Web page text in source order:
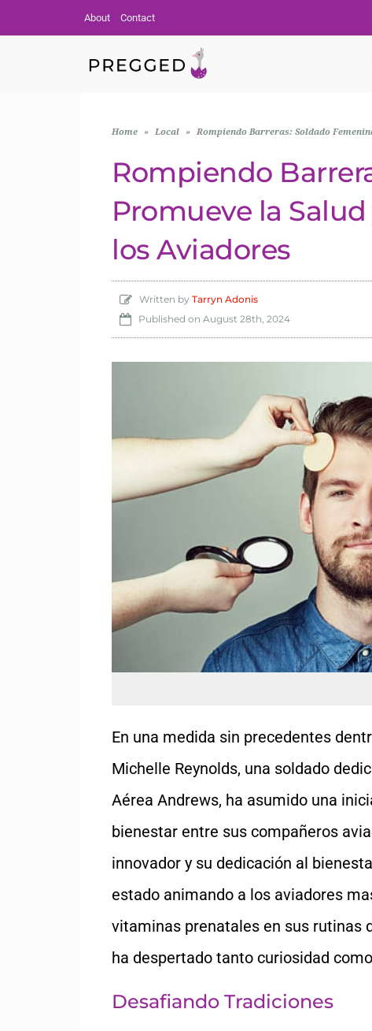
About
Contact
Home » Local » Rompiendo Barreras: Soldado
Rompiendo
Promueve la
los Aviadores
Written by Tarryn Adonis
Published on August 28th, 2024
En una medida sin precedentes
Michelle Reynolds, una soldado
Aérea Andrews, ha asumido una
bienestar entre sus compañeros
innovador y su dedicación al
estado animando a los aviadores
vitaminas prenatales en sus rutinas
ha despertado tanto curiosidad
Desafiando Tradiciones